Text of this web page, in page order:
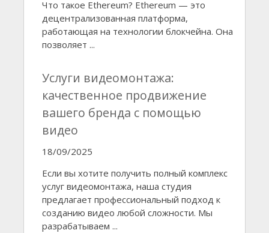
Что такое Ethereum? Ethereum — это
децентрализованная платформа,
работающая на технологии блокчейна. Она
позволяет ...
Услуги видеомонтажа:
качественное продвижение
вашего бренда с помощью
видео
18/09/2025
Если вы хотите получить полный комплекс
услуг видеомонтажа, наша студия
предлагает профессиональный подход к
созданию видео любой сложности. Мы
разрабатываем ...